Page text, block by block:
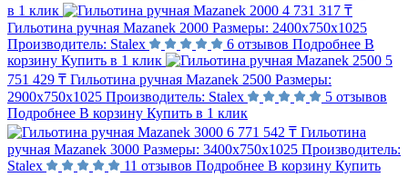
в 1 клик
4 731 317 ₸
Гильотина ручная Mazanek 2000 Размеры: 2400х750х1025
Производитель: Stalex 6 отзывов Подробнее В
корзину Купить в 1 клик
5
751 429 ₸ Гильотина ручная Mazanek 2500 Размеры:
2900х750х1025 Производитель: Stalex
5 отзывов
Подробнее В корзину Купить в 1 клик
6 771 542 ₸ Гильотина
ручная Mazanek 3000 Размеры: 3400х750х1025 Производитель:
Stalex
11 отзывов Подробнее В корзину Купить